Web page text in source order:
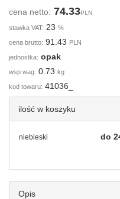
cena netto: 74.33PLN
stawka VAT: 23 %
cena brutto: 91.43 PLN
jednostka: opak
wsp wag: 0.73 kg
kod towaru: 41036_
ilość w koszyku
niebieski do
Opis